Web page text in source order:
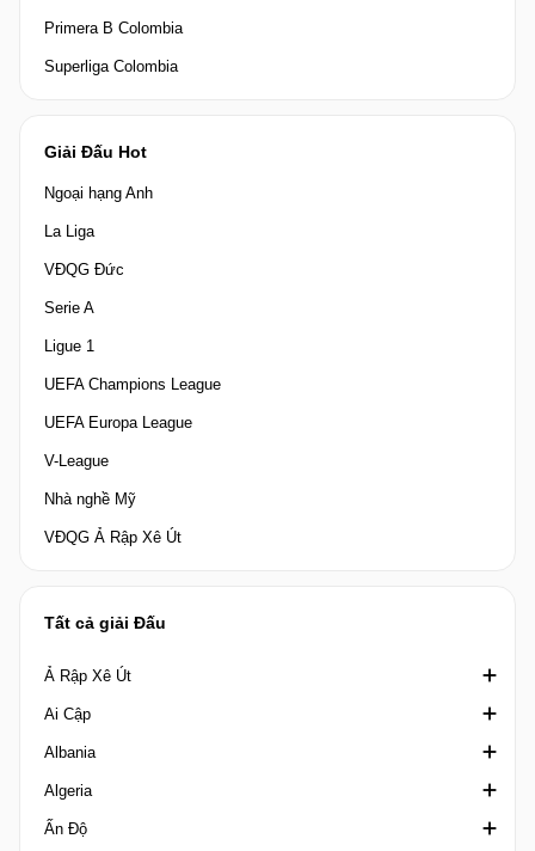
Primera B Colombia
Superliga Colombia
Giải Đấu Hot
Ngoại hạng Anh
La Liga
VĐQG Đức
Serie A
Ligue 1
UEFA Champions League
UEFA Europa League
V-League
Nhà nghề Mỹ
VĐQG Ả Rập Xê Út
Tất cả giải Đấu
Ả Rập Xê Út
Crown Prince Cup Saudi Arabia
Division 1 Saudi Arabia
King's Cup Saudi Arabia
VĐQG Ả Rập Xê Út
Ai Cập
Cúp quốc gia Ai Cập
Cúp Liên đoàn Ai Cập
Ngoại hạng Ai Cập
Albania
1st Division Albania
2nd Division
Algeria
Coupe de la Ligue Algeria
Ấn Độ